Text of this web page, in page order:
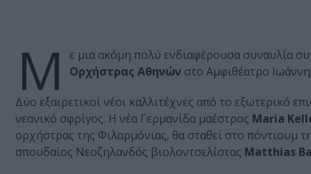
Μ ε μια ακόμη πολύ ενδιαφέρουσα συναυλία
Ορχήστρας Αθηνών στο Αμφιθέατρο
Δύο εξαιρετικοί νέοι καλλιτέχνες από το εξωτερικό
νεανικό σφρίγος. Η νέα Γερμανίδα μαέστρος Maria
ορχήστρας της Φιλαρμόνιας, θα σταθεί στο πόντιουμ
σπουδαίος Νεοζηλανδός βιολοντσελίστας Matthias